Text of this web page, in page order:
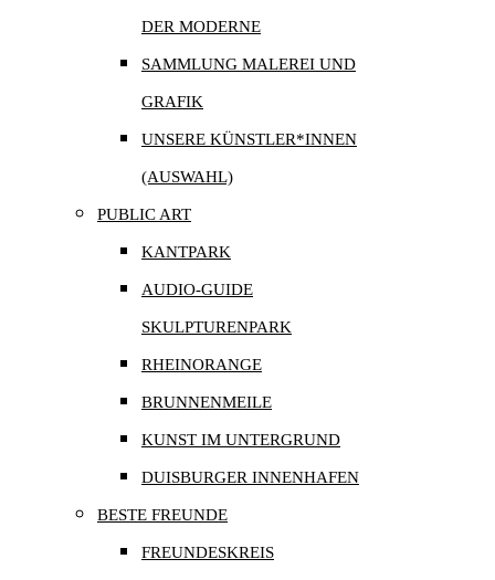
DER MODERNE
SAMMLUNG MALEREI UND
GRAFIK
UNSERE KÜNSTLER*INNEN
(AUSWAHL)
PUBLIC ART
KANTPARK
AUDIO-GUIDE
SKULPTURENPARK
RHEINORANGE
BRUNNENMEILE
KUNST IM UNTERGRUND
DUISBURGER INNENHAFEN
BESTE FREUNDE
FREUNDESKREIS